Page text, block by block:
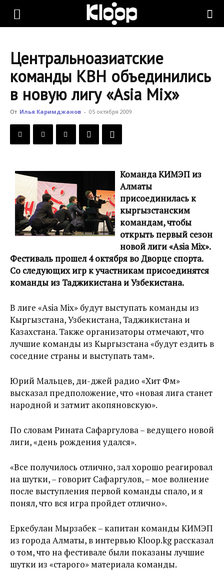
KLOOP.KG
Новости
Кыргызстана
Центральноазиатские
команды КВН объединились
в новую лигу «Asia Mix»
От Илья Каримджанов - 05 октября 2009
Команда КИМЭП из
Алматы
присоединилась к
кыргызстанским
командам, чтобы
открыть первый сезон
новой лиги «Asia Mix».
Фестиваль прошел 4 октября во Дворце спорта.
Со следующих игр к участникам присоединятся
команды из Таджикистана и Узбекистана.
В лиге «Asia Mix» будут выступать команды из
Кыргызстана, Узбекистана, Таджикистана и
Казахстана. Также организаторы отмечают, что
лучшие команды из Кыргызстана «будут ездить в
соседние страны и выступать там».
Юрий Мальцев, ди-джей радио «Хит Фм»
высказал предположение, что «новая лига станет
народной и затмит акопяновскую».
По словам Рината Сафаргулова – ведущего новой
лиги, «день рождения удался».
«Все получилось отлично, зал хорошо реагировал
на шутки, – говорит Сафаргулов, – мое волнение
после выступления первой команды спало, и я
понял, что вся игра пройдет отлично».
Еркебулан Мырзабек – капитан команды КИМЭП
из города Алматы, в интервью Kloop.kg рассказал
о том, что на фестивале были показаны лучшие
шутки из «старого» материала команды.